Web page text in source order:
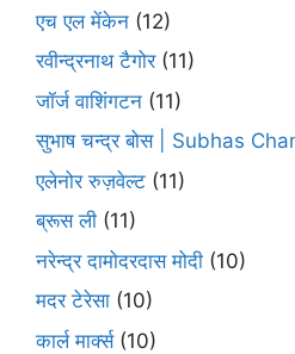
एच एल मेंकेन (12)
रवीन्द्रनाथ टैगोर(11)
जॉर्ज वाशिंगटन (11)
सुभाष चन्द्र बोस | Subhas
एलेनोर रुज़वेल्ट (11)
ब्रूस ली (11)
नरेन्द्र दामोदरदास मोदी (10)
मदर टेरेसा (10)
कार्ल मार्क्स(10)